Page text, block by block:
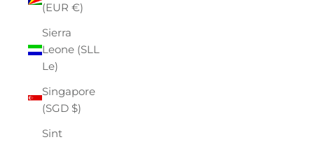
(EUR €)
Sierra
Leone (SLL
Le)
Singapore
(SGD $)
Sint